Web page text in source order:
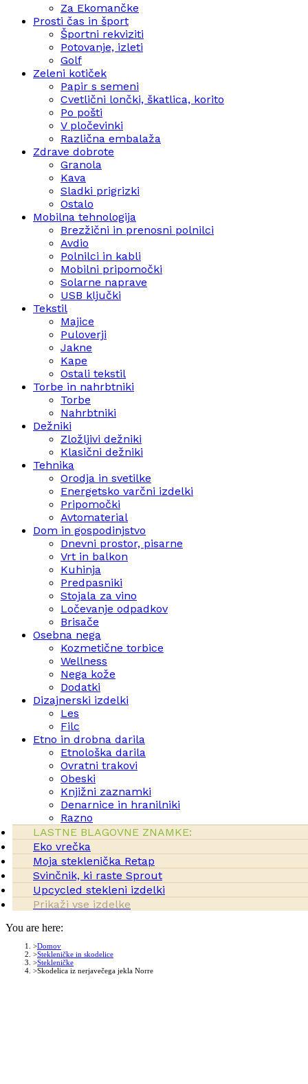
Za Ekomančke
Prosti čas in šport
Športni rekviziti
Potovanje, izleti
Golf
Zeleni kotiček
Papir s semeni
Cvetlični lončki, škatlica, korito
Po pošti
V pločevinki
Različna embalaža
Zdrave dobrote
Granola
Kava
Sladki prigrizki
Ostalo
Mobilna tehnologija
Brezžični in prenosni polnilci
Avdio
Polnilci in kabli
Mobilni pripomočki
Solarne naprave
USB ključki
Tekstil
Majice
Puloverji
Jakne
Kape
Ostali tekstil
Torbe in nahrbtniki
Torbe
Nahrbtniki
Dežniki
Zložljivi dežniki
Klasični dežniki
Tehnika
Orodja in svetilke
Energetsko varčni izdelki
Pripomočki
Avtomaterial
Dom in gospodinjstvo
Dnevni prostor, pisarne
Vrt in balkon
Kuhinja
Predpasniki
Stojala za vino
Ločevanje odpadkov
Brisače
Osebna nega
Kozmetične torbice
Wellness
Nega kože
Dodatki
Dizajnerski izdelki
Les
Filc
Etno in drobna darila
Etnološka darila
Ovratni trakovi
Obeski
Knjižni zaznamki
Denarnice in hranilniki
Razno
LASTNE BLAGOVNE ZNAMKE:
Eko vrečka
Moja steklenička Retap
Svinčnik, ki raste Sprout
Upcycled stekleni izdelki
Prikaži vse izdelke
You are here:
Domov
Stekleničke in skodelice
Stekleničke
Skodelica iz nerjavečega jekla Norre